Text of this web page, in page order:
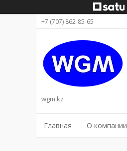
+7 (707) 862-85-65
wgm.kz
Главная О компании